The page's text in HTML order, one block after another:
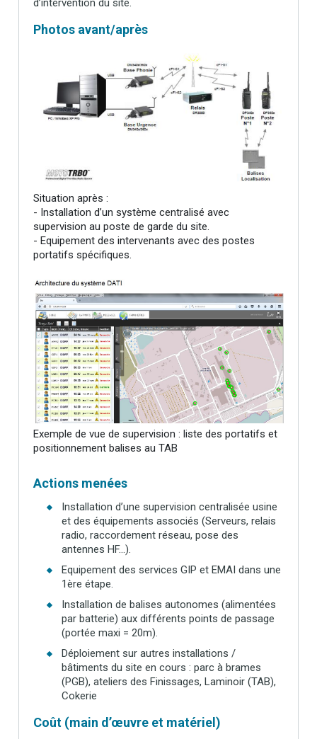
d’intervention du site.
Photos avant/après
Situation après :
- Installation d’un système centralisé avec
supervision au poste de garde du site.
- Equipement des intervenants avec des postes
portatifs spécifiques.
Exemple de vue de supervision : liste des portatifs et
positionnement balises au TAB
Actions menées
Installation d’une supervision centralisée usine
et des équipements associés (Serveurs, relais
radio, raccordement réseau, pose des
antennes HF…).
Equipement des services GIP et EMAI dans une
1ère étape.
Installation de balises autonomes (alimentées
par batterie) aux différents points de passage
(portée maxi = 20m).
Déploiement sur autres installations /
bâtiments du site en cours : parc à brames
(PGB), ateliers des Finissages, Laminoir (TAB),
Cokerie
Coût (main d’œuvre et matériel)